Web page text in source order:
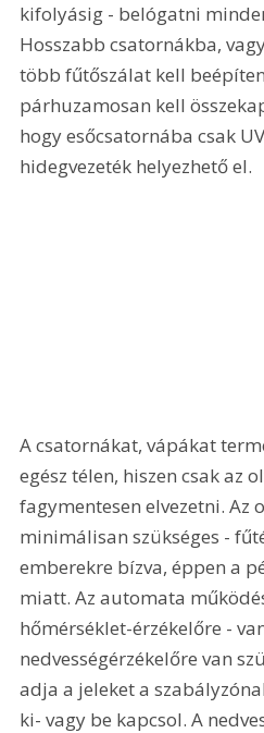
kifolyásig - belógatni
Hosszabb csatornákba,
több fűtőszálat kell
párhuzamosan kell
hogy esőcsatornába csak
hidegvezeték helyezhető el.
A csatornákat, vápákat
egész télen, hiszen csak az
fagymentesen elvezetni. Az
minimálisan szükséges -
emberekre bízva, éppen a
miatt. Az automata
hőmérséklet-érzékelőre -
nedvességérzékelőre van
adja a jeleket a
ki- vagy be kapcsol. A